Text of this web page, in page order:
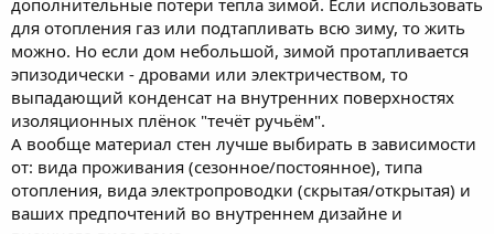
дополнительные потери тепла зимой. Если использовать
для отопления газ или подтапливать всю зиму, то жить
можно. Но если дом небольшой, зимой протапливается
эпизодически - дровами или электричеством, то
выпадающий конденсат на внутренних поверхностях
изоляционных плёнок "течёт ручьём".
А вообще материал стен лучше выбирать в зависимости
от: вида проживания (сезонное/постоянное), типа
отопления, вида электропроводки (скрытая/открытая) и
ваших предпочтений во внутреннем дизайне и